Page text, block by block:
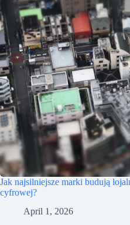
Jak najsilniejsze marki budują
cyfrowej?
April 1, 2026